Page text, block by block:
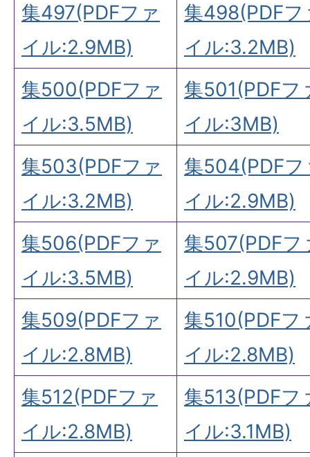
集497(PDFファ
イル:2.9MB)
集498(PDFフ
イル:3.2MB)
集500(PDFファ
イル:3.5MB)
集501(PDFフ
イル:3MB)
集503(PDFファ
イル:3.2MB)
集504(PDFフ
イル:2.9MB)
集506(PDFファ
イル:3.5MB)
集507(PDFフ
イル:2.9MB)
集509(PDFファ
イル:2.8MB)
集510(PDFフ
イル:2.8MB)
集512(PDFファ
イル:2.8MB)
集513(PDFフ
イル:3.1MB)